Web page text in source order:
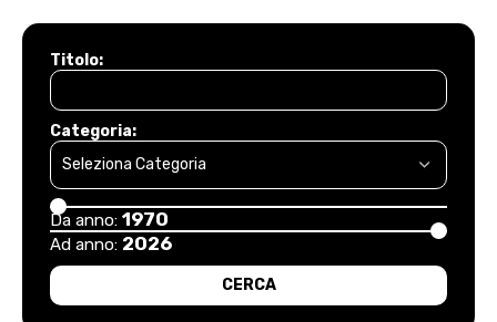
Titolo:
Categoria:
Da anno: 1970
Ad anno: 2026